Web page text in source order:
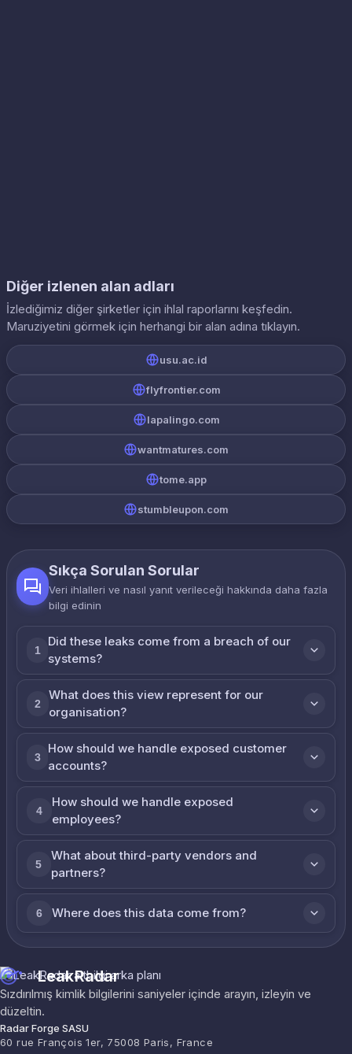
Diğer izlenen alan adları
İzlediğimiz diğer şirketler için ihlal raporlarını keşfedin.
Maruziyetini görmek için herhangi bir alan adına tıklayın.
usu.ac.id
flyfrontier.com
lapalingo.com
wantmatures.com
tome.app
stumbleupon.com
Sıkça Sorulan Sorular
Veri ihlalleri ve nasıl yanıt verileceği hakkında daha fazla
bilgi edinin
1
Did these leaks come from a breach of our
systems?
2
What does this view represent for our
organisation?
3
How should we handle exposed customer
accounts?
4
How should we handle exposed
employees?
5
What about third-party vendors and
partners?
6 Where does this data come from?
LeakRadar
Sızdırılmış kimlik bilgilerini saniyeler içinde arayın, izleyin ve
düzeltin.
Radar Forge SASU
60 rue François 1er, 75008 Paris, France